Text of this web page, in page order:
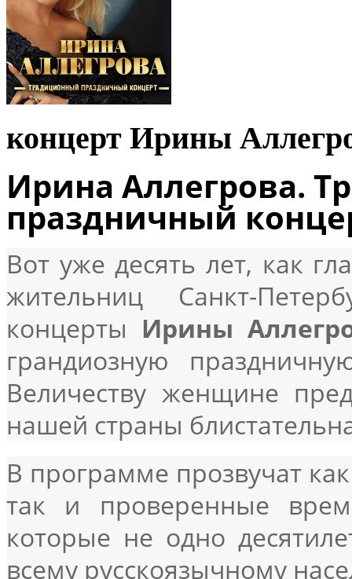
концерт Ирины
Ирина Аллегрова.
праздничный
Вот уже десять лет, как
жительниц Санкт-
концерты Ирины
грандиозную
Величеству женщине
нашей страны
В программе прозвучат
так и проверенные
которые не одно
всему русскоязычному